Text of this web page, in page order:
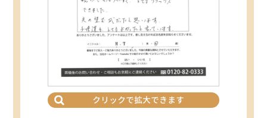
クリックで拡大できます